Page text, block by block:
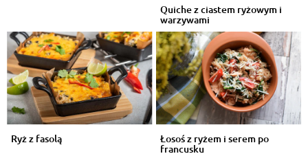
Quiche z ciastem ryżowym i
warzywami
Ryż z fasolą Łosoś z ryżem i serem po
francusku